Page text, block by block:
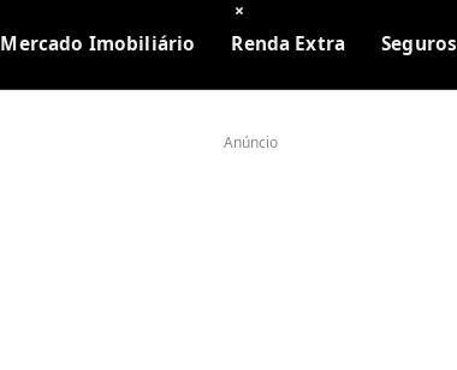
Mercado Imobiliário Renda Extra Seguros
Anúncio
×